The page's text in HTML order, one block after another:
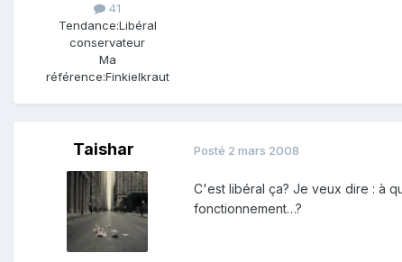
41
Tendance:Libéral
conservateur
Ma
référence:Finkielkraut
Taishar Posté 2 mars 2008
C'est libéral ça? Je veux dire : à
fonctionnement…?